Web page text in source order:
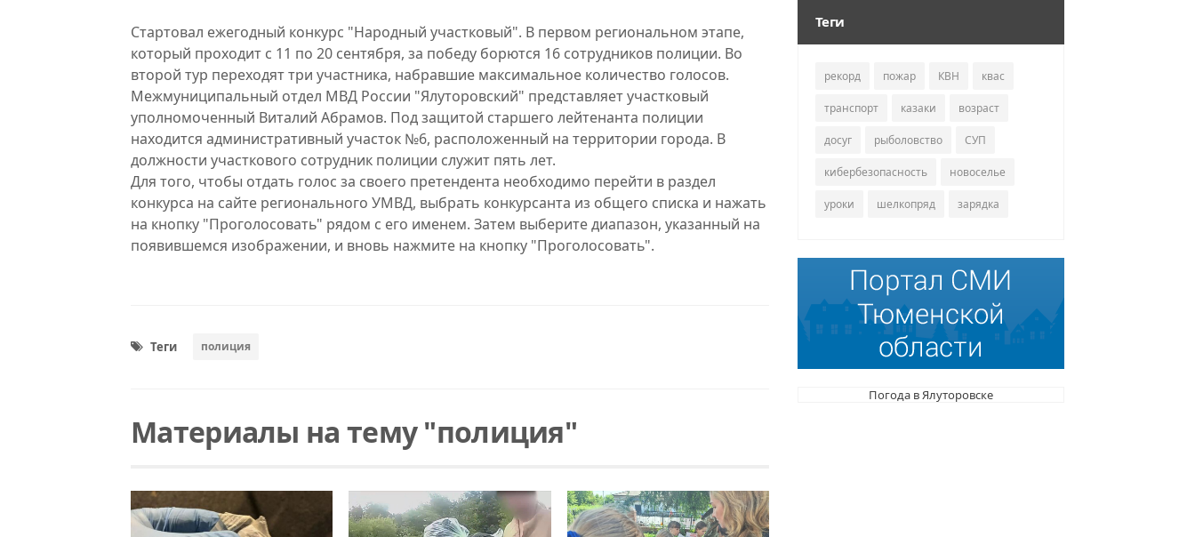
Стартовал ежегодный конкурс "Народный участковый". В первом региональном этапе,
который проходит с 11 по 20 сентября, за победу борются 16 сотрудников полиции. Во
второй тур переходят три участника, набравшие максимальное количество голосов.
Межмуниципальный отдел МВД России "Ялуторовский" представляет участковый
уполномоченный Виталий Абрамов. Под защитой старшего лейтенанта полиции
находится административный участок №6, расположенный на территории города. В
должности участкового сотрудник полиции служит пять лет.
Для того, чтобы отдать голос за своего претендента необходимо перейти в раздел
конкурса на сайте регионального УМВД, выбрать конкурсанта из общего списка и нажать
на кнопку "Проголосовать" рядом с его именем. Затем выберите диапазон, указанный на
появившемся изображении, и вновь нажмите на кнопку "Проголосовать".
Теги полиция
Материалы на тему "полиция"
Теги
рекорд пожар КВН квас
транспорт казаки возраст
досуг рыболовство СУП
кибербезопасность новоселье
уроки шелкопряд зарядка
Погода в Ялуторовске